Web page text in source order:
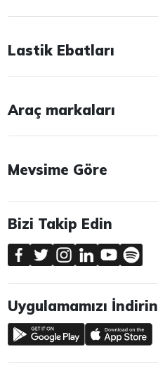
Lastik Ebatları
Araç markaları
Mevsime Göre
Bizi Takip Edin
Uygulamamızı İndirin